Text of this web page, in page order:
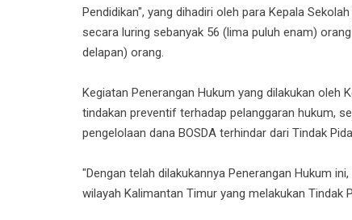
Pendidikan", yang dihadiri oleh para Kepala
secara luring sebanyak 56 (lima puluh enam)
delapan) orang.
Kegiatan Penerangan Hukum yang dilakukan oleh
tindakan preventif terhadap pelanggaran hukum,
pengelolaan dana BOSDA terhindar dari Tindak
"Dengan telah dilakukannya Penerangan Hukum
wilayah Kalimantan Timur yang melakukan Tindak